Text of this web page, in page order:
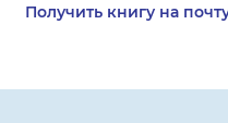
Получить книгу на